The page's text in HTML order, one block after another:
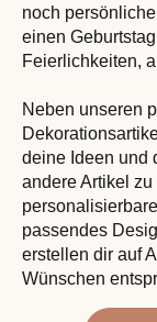
noch
einen
Feierlichkeiten,
Neben unseren
deine Ideen und
andere Artikel
passendes
erstellen dir auf
Wünschen